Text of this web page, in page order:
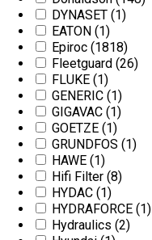
DYNASET (1)
EATON (1)
Epiroc (1818)
Fleetguard (26)
FLUKE (1)
GENERIC (1)
GIGAVAC (1)
GOETZE (1)
GRUNDFOS (1)
HAWE (1)
Hifi Filter (8)
HYDAC (1)
HYDRAFORCE (1)
Hydraulics (2)